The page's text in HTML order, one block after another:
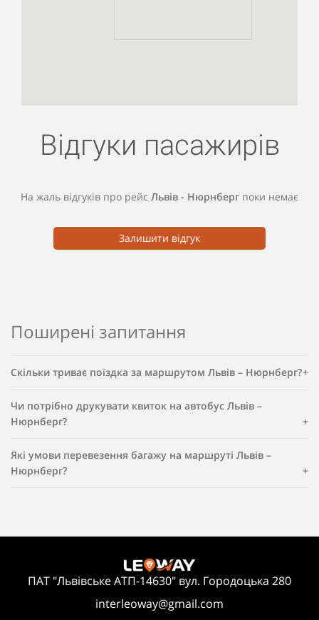
Відгуки пасажирів
На жаль відгуків про рейс Львів - Нюрнберг поки немає
Залишити відгук
Поширені запитання
Скільки триває поїздка за маршрутом Львів – Нюрнберг?
Чи потрібно друкувати квиток на автобус Львів –
Нюрнберг?
Які умови перевезення багажу на маршруті Львів –
Нюрнберг?
ПАТ "Львівське АТП-14630" вул. Городоцька 280
interleoway@gmail.com